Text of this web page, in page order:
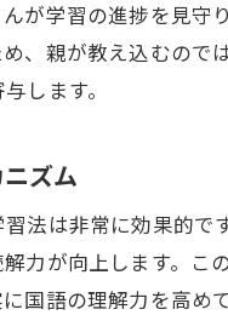
公文式と他の学習方
公文式の導入がもた
公文式を導入する際
公文式教室での具体
家庭学習での公文式
が学習の進捗を見
、親が教え込むの
します。
ズム
法は非常に効果的
力が向上します。
国語の理解力を高